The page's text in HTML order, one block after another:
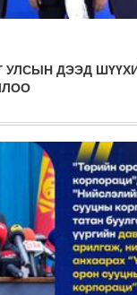
УЛСЫН ДЭЭД